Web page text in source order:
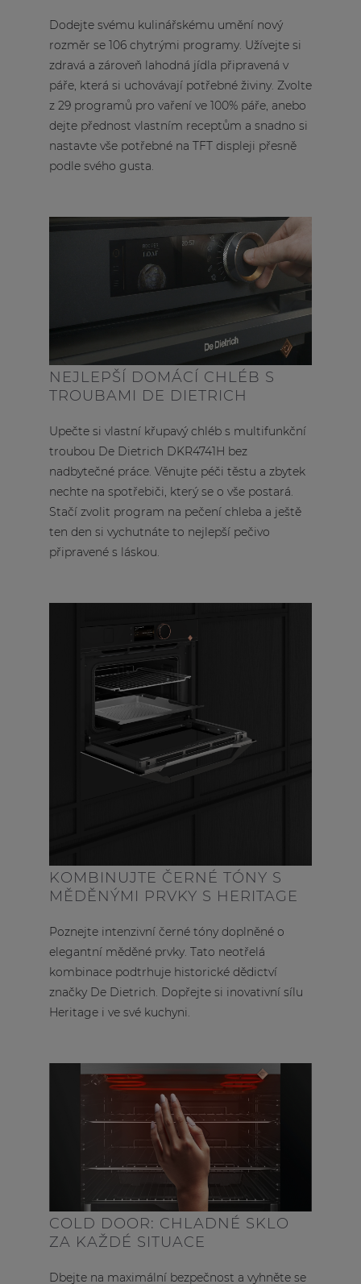
Dodejte svému kulinářskému umění nový
rozměr se 106 chytrými programy. Užívejte si
zdravá a zároveň lahodná jídla připravená v
páře, která si uchovávají potřebné živiny. Zvolte
z 29 programů pro vaření ve 100% páře, anebo
dejte přednost vlastním receptům a snadno si
nastavte vše potřebné na TFT displeji přesně
podle svého gusta.
NEJLEPŠÍ DOMÁCÍ CHLÉB S
TROUBAMI DE DIETRICH
Upečte si vlastní křupavý chléb s multifunkční
troubou De Dietrich DKR4741H bez
nadbytečné práce. Věnujte péči těstu a zbytek
nechte na spotřebiči, který se o vše postará.
Stačí zvolit program na pečení chleba a ještě
ten den si vychutnáte to nejlepší pečivo
připravené s láskou.
KOMBINUJTE ČERNÉ TÓNY S
MĚDĚNÝMI PRVKY S HERITAGE
Poznejte intenzivní černé tóny doplněné o
elegantní měděné prvky. Tato neotřelá
kombinace podtrhuje historické dědictví
značky De Dietrich. Dopřejte si inovativní sílu
Heritage i ve své kuchyni.
COLD DOOR: CHLADNÉ SKLO
ZA KAŽDÉ SITUACE
Dbejte na maximální bezpečnost a vyhněte se